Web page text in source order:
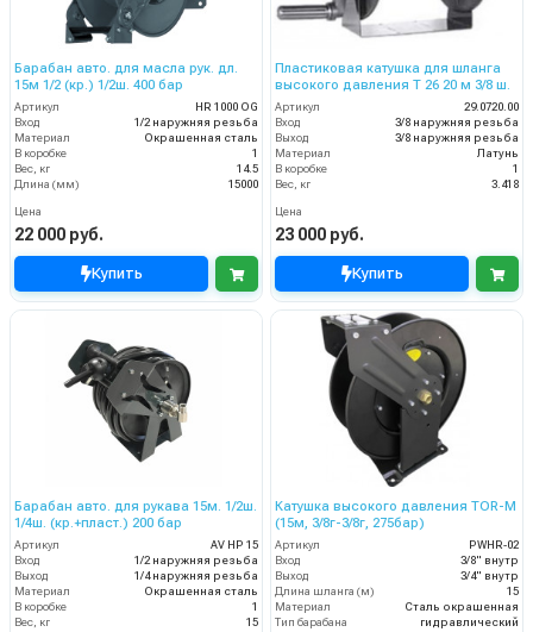
Барабан авто. для масла рук. дл.
15м 1/2 (кр.) 1/2ш. 400 бар
Артикул
HR 1000 OG
Вход
1/2 наружняя резьба
Материал
Окрашенная сталь
В коробке
1
Вес, кг
14.5
Длина (мм)
15000
Цена
22 000 руб.
Купить
Пластиковая катушка для шланга
высокого давления T 26 20 м 3/8 ш.
Артикул
29.0720.00
Вход
3/8 наружняя резьба
Выход
3/8 наружняя резьба
Материал
Латунь
В коробке
1
Вес, кг
3.418
Цена
23 000 руб.
Купить
Барабан авто. для рукава 15м. 1/2ш.
1/4ш. (кр.+пласт.) 200 бар
Артикул
AV HP 15
Вход
1/2 наружняя резьба
Выход
1/4 наружняя резьба
Материал
Окрашенная сталь
В коробке
1
Вес, кг
15
Катушка высокого давления TOR-M
(15м, 3/8г-3/8г, 275бар)
Артикул
PWHR-02
Вход
3/8" внутр
Выход
3/4" внутр
Длина шланга (м)
15
Материал
Сталь окрашенная
Тип барабана
гидравлический